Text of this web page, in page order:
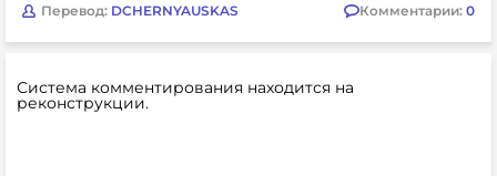
Перевод: DCHERNYAUSKAS Комментарии: 0
Система комментирования находится на
реконструкции.